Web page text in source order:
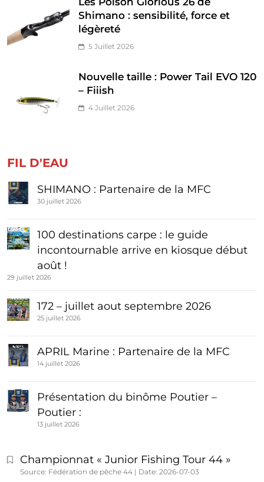
Shimano : sensibilité, force et
légèreté
5 Juillet 2026
Nouvelle taille : Power Tail EVO 120
– Fiiish
4 Juillet 2026
FIL D'EAU
SHIMANO : Partenaire de la MFC
30 juillet 2026
100 destinations carpe : le guide
incontournable arrive en kiosque début
août !
29 juillet 2026
172 – juillet aout septembre 2026
25 juillet 2026
APRIL Marine : Partenaire de la MFC
14 juillet 2026
Présentation du binôme Poutier –
Poutier :
13 juillet 2026
Championnat « Junior Fishing Tour 44 »
Source: Fédération de pêche 44 Date: 2026-07-03